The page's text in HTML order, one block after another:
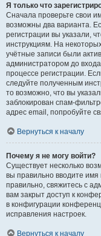
Я только что
Сначала проверьте свои
возможны два варианта.
регистрации вы указали,
инструкциям. На
учётные записи были
администратором до
процессе регистрации.
следуйте полученным
то возможно, что вы
заблокирован спам-
адрес email, попробуйте
Вернуться к началу
Почему я не могу войти?
Существует несколько
вы правильно вводите
правильно, свяжитесь с
вам закрыт доступ к
в конфигурации
исправления настроек.
Вернуться к началу